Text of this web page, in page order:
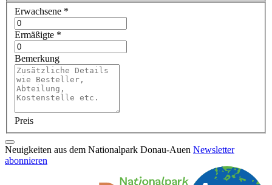
Erwachsene *
Ermäßigte *
Bemerkung
Preis
Neuigkeiten aus dem Nationalpark Donau-Auen Newsletter
abonnieren